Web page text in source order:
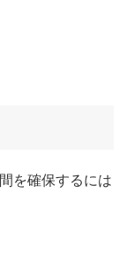
を確保するには